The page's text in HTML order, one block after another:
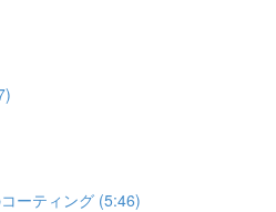
ーティング (5:46)